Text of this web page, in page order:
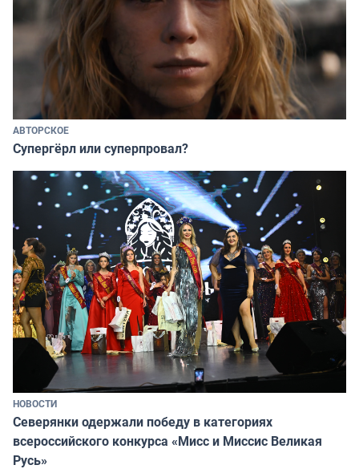
АВТОРСКОЕ
Супергёрл или суперпровал?
НОВОСТИ
Северянки одержали победу в категориях
всероссийского конкурса «Мисс и Миссис Великая
Русь»